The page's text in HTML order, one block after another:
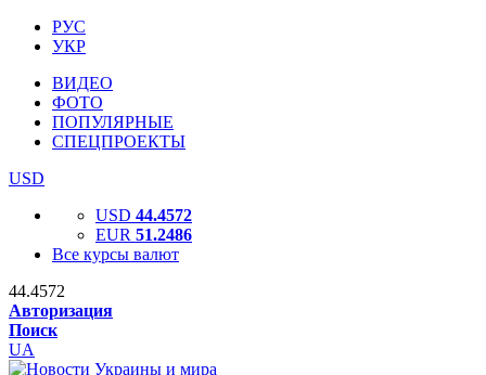
РУС
УКР
ВИДЕО
ФОТО
ПОПУЛЯРНЫЕ
СПЕЦПРОЕКТЫ
USD
USD 44.4572
EUR 51.2486
Все курсы валют
44.4572
Авторизация
Поиск
UA